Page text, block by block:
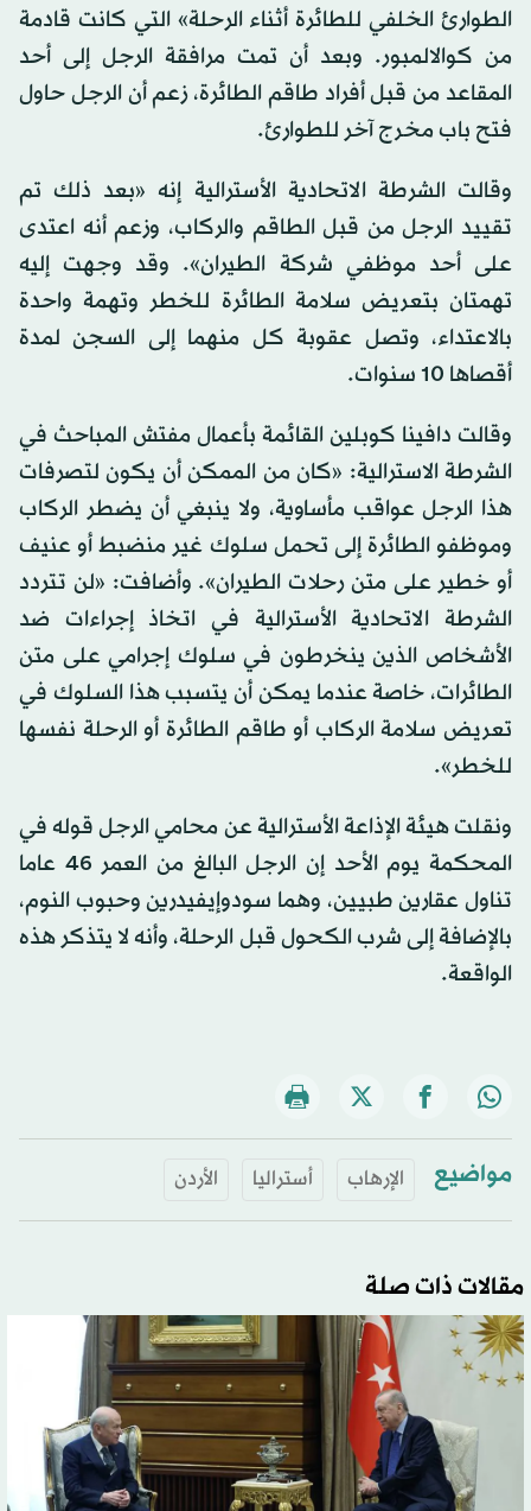
الطوارئ الخلفي للطائرة أثناء الرحلة» التي كانت قادمة
من كوالالمبور. وبعد أن تمت مرافقة الرجل إلى أحد
المقاعد من قبل أفراد طاقم الطائرة، زعم أن الرجل حاول
فتح باب مخرج آخر للطوارئ.
وقالت الشرطة الاتحادية الأسترالية إنه «بعد ذلك تم
تقييد الرجل من قبل الطاقم والركاب، وزعم أنه اعتدى
على أحد موظفي شركة الطيران». وقد وجهت إليه
تهمتان بتعريض سلامة الطائرة للخطر وتهمة واحدة
بالاعتداء، وتصل عقوبة كل منهما إلى السجن لمدة
أقصاها 10 سنوات.
وقالت دافينا كوبلين القائمة بأعمال مفتش المباحث في
الشرطة الاسترالية: «كان من الممكن أن يكون لتصرفات
هذا الرجل عواقب مأساوية، ولا ينبغي أن يضطر الركاب
وموظفو الطائرة إلى تحمل سلوك غير منضبط أو عنيف
أو خطير على متن رحلات الطيران». وأضافت: «لن تتردد
الشرطة الاتحادية الأسترالية في اتخاذ إجراءات ضد
الأشخاص الذين ينخرطون في سلوك إجرامي على متن
الطائرات، خاصة عندما يمكن أن يتسبب هذا السلوك في
تعريض سلامة الركاب أو طاقم الطائرة أو الرحلة نفسها
للخطر».
ونقلت هيئة الإذاعة الأسترالية عن محامي الرجل قوله في
المحكمة يوم الأحد إن الرجل البالغ من العمر 46 عاما
تناول عقارين طبيين، وهما سودوإيفيدرين وحبوب النوم،
بالإضافة إلى شرب الكحول قبل الرحلة، وأنه لا يتذكر هذه
الواقعة.
مواضيع الإرهاب أستراليا الأردن
مقالات ذات صلة